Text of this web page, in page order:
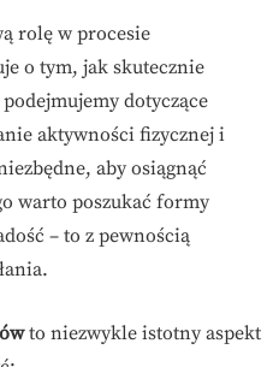
rolę w procesie
o tym, jak skutecznie
dotyczące
aktywności fizycznej i
aby osiągnąć
warto poszukać formy
– to z pewnością
to niezwykle istotny aspekt